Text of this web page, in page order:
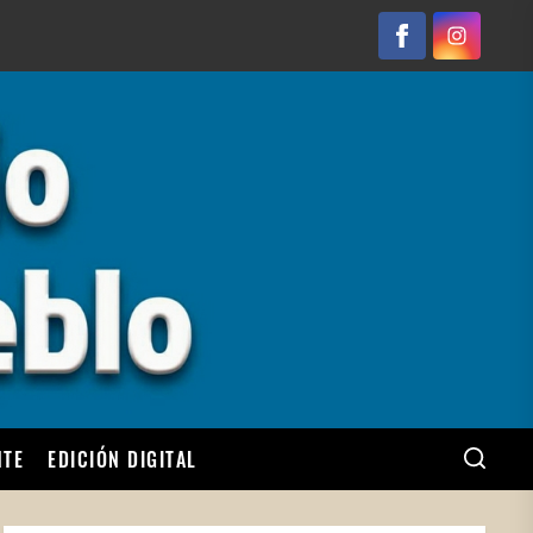
FacebookInstagram
EDICIÓN DIGITAL